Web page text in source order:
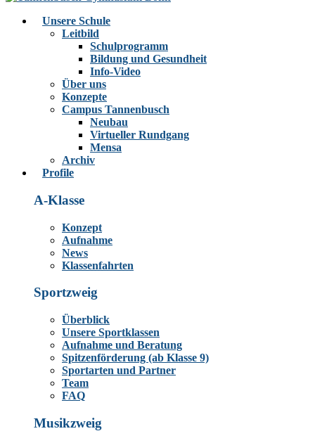
Unsere Schule
Leitbild
Schulprogramm
Bildung und Gesundheit
Info-Video
Über uns
Konzepte
Campus Tannenbusch
Neubau
Virtueller Rundgang
Mensa
Archiv
Profile
A-Klasse
Konzept
Aufnahme
News
Klassenfahrten
Sportzweig
Überblick
Unsere Sportklassen
Aufnahme und Beratung
Spitzenförderung (ab Klasse 9)
Sportarten und Partner
Team
FAQ
Musikzweig